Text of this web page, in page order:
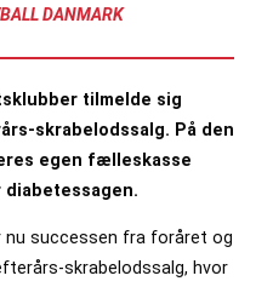
DANMARK
tilmelde sig
skrabelodssalg. På den
egen fælleskasse
nu successen fra foråret og
skrabelodssalg, hvor